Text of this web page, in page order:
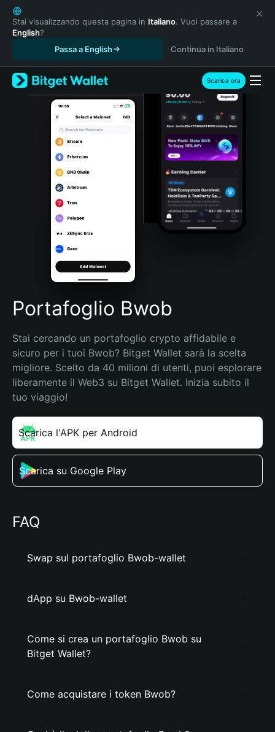
English
日本語
Tiếng Việt
Español (Latinoamérica)
Türkçe
Italiano
Português (Portugal)
Bahasa Indonesia
Português (Brasil)
Español (Argentina)
Stai visualizzando questa pagina in Italiano. Vuoi passare a
English?
Passa a English
Continua in Italiano
Scarica ora
Portafoglio Bwob
Stai cercando un portafoglio crypto affidabile e
sicuro per i tuoi Bwob? Bitget Wallet sarà la scelta
migliore. Scelto da 40 milioni di utenti, puoi esplorare
liberamente il Web3 su Bitget Wallet. Inizia subito il
tuo viaggio!
Scarica l'APK per Android
Scarica su Google Play
FAQ
Swap sul portafoglio Bwob-wallet
dApp su Bwob-wallet
Come si crea un portafoglio Bwob su
Bitget Wallet?
Come acquistare i token Bwob?